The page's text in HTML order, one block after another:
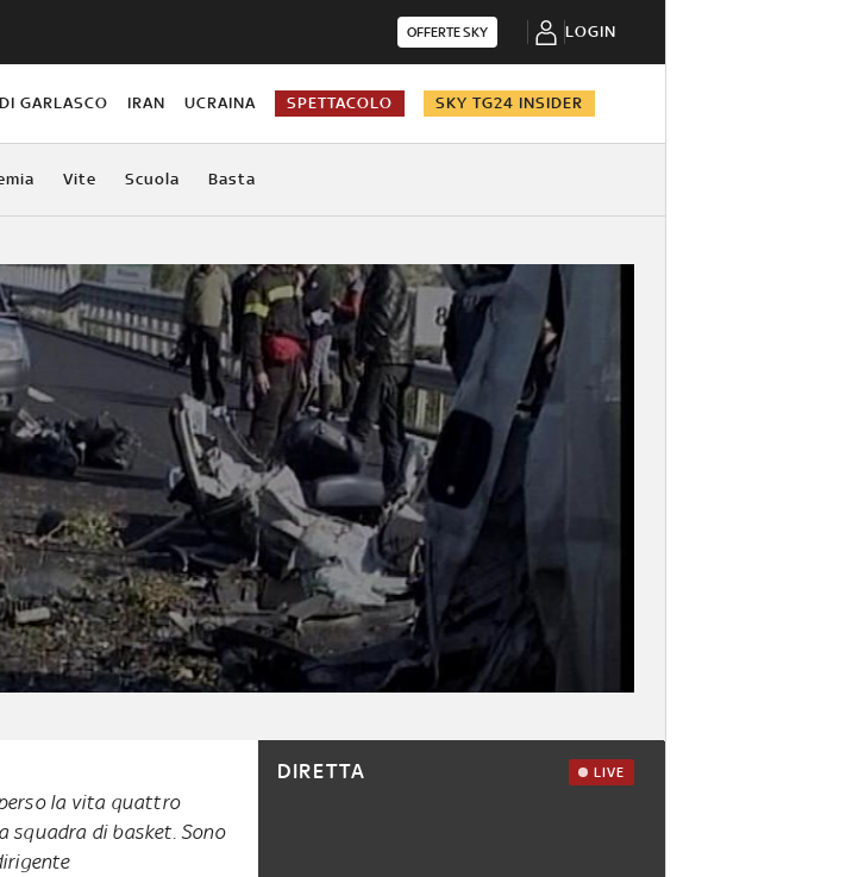
OFFERTE SKY LOGIN
GARLASCO IRAN UCRAINA SPETTACOLO SKY TG24 INSIDER
Vite Scuola Basta
la vita quattro
squadra di basket. Sono
DIRETTA LIVE